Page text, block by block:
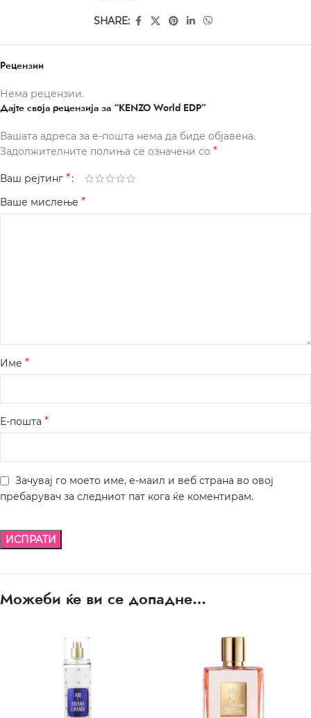
SHARE:
Рецензии
Нема рецензии.
Дајте своја рецензија за “KENZO World EDP”
Вашата адреса за е-пошта нема да биде објавена.
Задолжителните полиња се означени со *
Ваш рејтинг *
Ваше мислење *
Име *
Е-пошта *
Зачувај го моето име, е-маил и веб страна во овој
пребарувач за следниот пат кога ќе коментирам.
Можеби ќе ви се допадне…